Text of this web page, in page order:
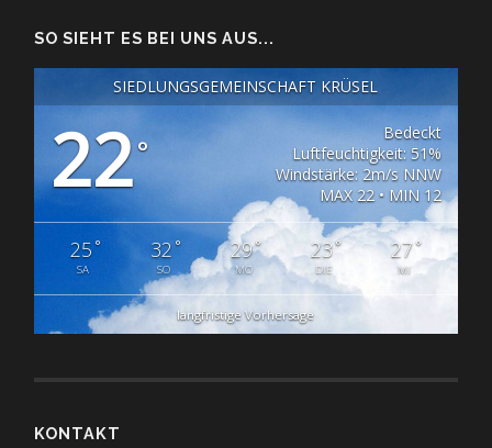
SO SIEHT ES BEI UNS AUS...
SIEDLUNGSGEMEINSCHAFT KRÜSEL
22°
Bedeckt
Luftfeuchtigkeit: 51%
Windstärke: 2m/s NNW
MAX 22 • MIN 12
25°
SA
32 °
SO
29°
MO
23°
DIE
27°
MI
langfristige Vorhersage
KONTAKT